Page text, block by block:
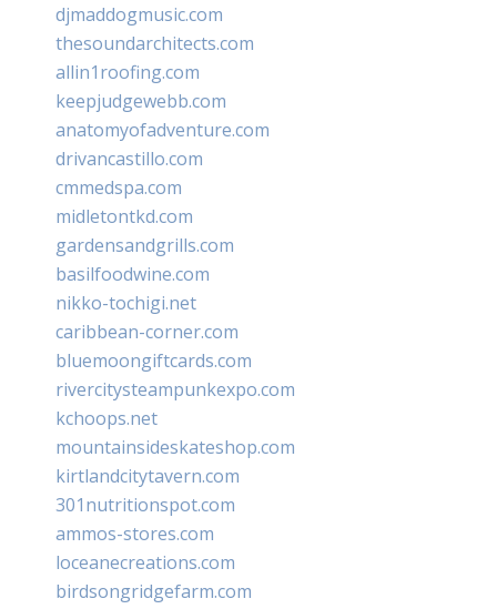
djmaddogmusic.com
thesoundarchitects.com
allin1roofing.com
keepjudgewebb.com
anatomyofadventure.com
drivancastillo.com
cmmedspa.com
midletontkd.com
gardensandgrills.com
basilfoodwine.com
nikko-tochigi.net
caribbean-corner.com
bluemoongiftcards.com
rivercitysteampunkexpo.com
kchoops.net
mountainsideskateshop.com
kirtlandcitytavern.com
301nutritionspot.com
ammos-stores.com
loceanecreations.com
birdsongridgefarm.com